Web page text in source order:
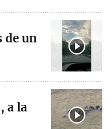
de un
a la